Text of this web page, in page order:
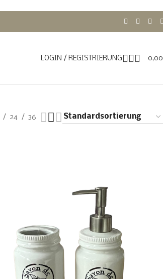
LOGIN / REGISTRIERUNG 0,00
24 36